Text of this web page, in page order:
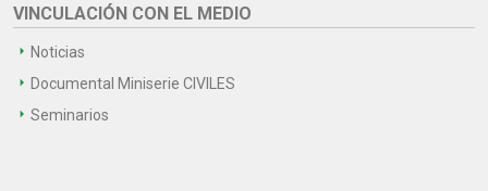
VINCULACIÓN CON EL MEDIO
Noticias
Documental Miniserie CIVILES
Seminarios